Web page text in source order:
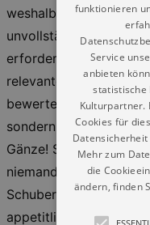
weshalb deren
unvollständig sind.
erforderlich, dass eine
relevanten Dinge nun
bewertet. Und zwar
sondern das
Gänze! Solch eine
niemand imstande,
Schubert! Als
appetitlichen,
funktionieren
Service
anbieten
statistische
Kulturpartner.
Cookies für
Mehr zum
die
ändern, finden